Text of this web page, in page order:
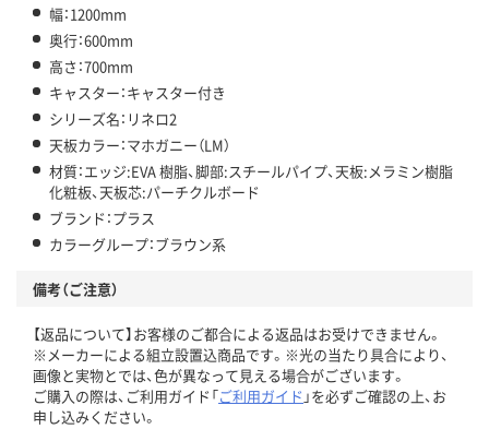
幅：1200mm
奥行：600mm
高さ：700mm
キャスター：キャスター付き
シリーズ名：リネロ2
天板カラー：マホガニー（LM）
材質：エッジ:EVA 樹脂、脚部:スチールパイプ、天板:メラミン樹脂
化粧板、天板芯:パーチクルボード
ブランド：プラス
カラーグループ：ブラウン系
備考（ご注意）
【返品について】お客様のご都合による返品はお受けできません。
※メーカーによる組立設置込商品です。※光の当たり具合により、
画像と実物とでは、色が異なって見える場合がございます。
ご購入の際は、ご利用ガイド「ご利用ガイド 」を必ずご確認の上、お
申し込みください。